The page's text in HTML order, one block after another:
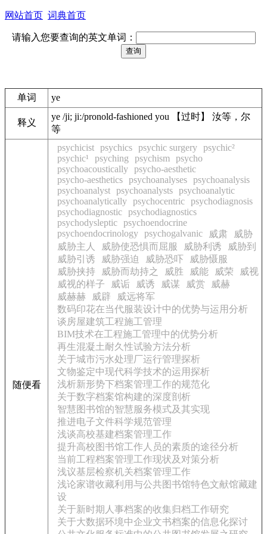
网站首页 词典首页
请输入您要查询的英文单词：
单词 ye
释义
ye /ji; jiː/pronold-fashioned you 【过时】 汝等，尔
等
随便看
psychicist psychics psychic surgery psychic²
psychic¹
psyching psychism
psycho
psychoacoustically psycho-aesthetic
psycho-aesthetics psychoanalyses psychoanalysis
psychoanalyst psychoanalysts psychoanalytic
psychoanalytically psychocentric psychodiagnosis
psychodiagnostic psychodiagnostics
psychodysleptic psychoendocrine
psychoendocrinology psychogalvanic 威肃
威胁
威胁主人
威胁使恐惧而屈服 威胁利诱
威胁到
威胁引诱
威胁强迫 威胁恐吓
威胁慑服
威胁挟持
威胁而劫持之 威胜 威能 威荣
威视
威视的样子
威诟 威诱 威谋 威赏
威赫
威赫赫
威辟
威远将军
数码印花在当代服装设计中的优势与运用分析
谈房屋建筑工程施工管理
BIM技术在工程施工管理中的优势分析
再生混凝土耐久性试验方法分析
关于城市污水处理厂运行管理探析
文物鉴定中现代科学技术的运用探析
浅析新形势下档案管理工作的规范化
关于数字档案馆构建的深度剖析
智慧图书馆的智慧服务模式及其实现
推进电子文件科学规范管理
浅谈高校基建档案管理工作
提升高校图书馆工作人员的素质的途径分析
当前工程档案管理工作现状及对策分析
浅议基层检察机关档案管理工作
浅论家谱收藏利用与公共图书馆特色文献馆藏建
设
关于新时期人事档案的收集归档工作研究
关于大数据环境中企业文书档案的信息化探讨